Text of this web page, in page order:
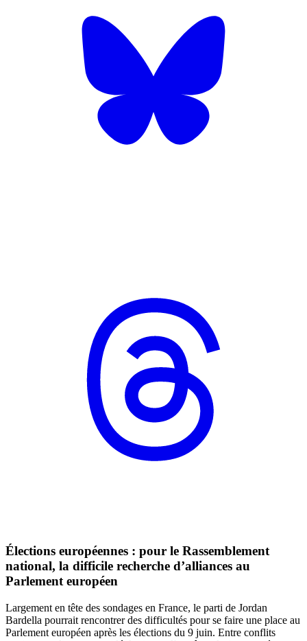
Élections européennes : pour le Rassemblement
national, la difficile recherche d’alliances au
Parlement européen
Largement en tête des sondages en France, le parti de Jordan
Bardella pourrait rencontrer des difficultés pour se faire une place au
Parlement européen après les élections du 9 juin. Entre conflits